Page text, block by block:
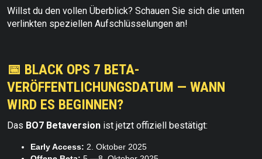
Willst du den vollen Überblick? Schauen Sie sich die unten
verlinkten speziellen Aufschlüsselungen an!
📅 BLACK OPS 7 BETA-
VERÖFFENTLICHUNGSDATUM — WANN
WIRD ES BEGINNEN?
Das BO7 Betaversion ist jetzt offiziell bestätigt:
Early Access: 2. Oktober 2025